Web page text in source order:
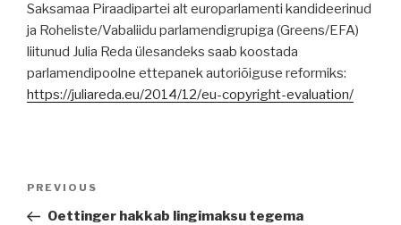
Saksamaa Piraadipartei alt europarlamenti kandideerinud
ja Roheliste/Vabaliidu parlamendigrupiga (Greens/EFA)
liitunud Julia Reda ülesandeks saab koostada
parlamendipoolne ettepanek autoriõiguse reformiks:
https://juliareda.eu/2014/12/eu-copyright-evaluation/
Previous
Post
PREVIOUS
Oettinger hakkab lingimaksu tegema